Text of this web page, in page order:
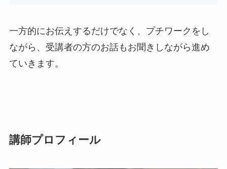
一方的にお伝えするだけでなく、プチワークをし
ながら、受講者の方のお話もお聞きしながら進め
ていきます。
講師プロフィール